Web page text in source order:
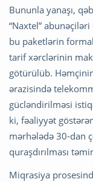
Bununla yanaşı,
“Naxtel”
bu paketlərin
tarif xərclərinin
götürülüb.
ərazisində
gücləndirilməsi
ki, fəaliyyət
mərhələdə 30-dan
quraşdırılması
Miqrasiya